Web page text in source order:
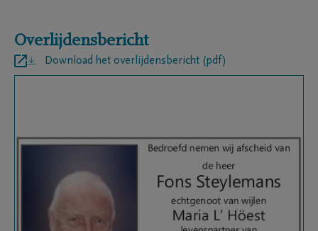
Overlijdensbericht
Download het overlijdensbericht (pdf)